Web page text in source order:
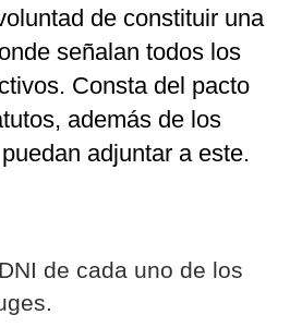
de constituir una
señalan todos los
Consta del pacto
además de los
adjuntar a este.
de cada uno de los